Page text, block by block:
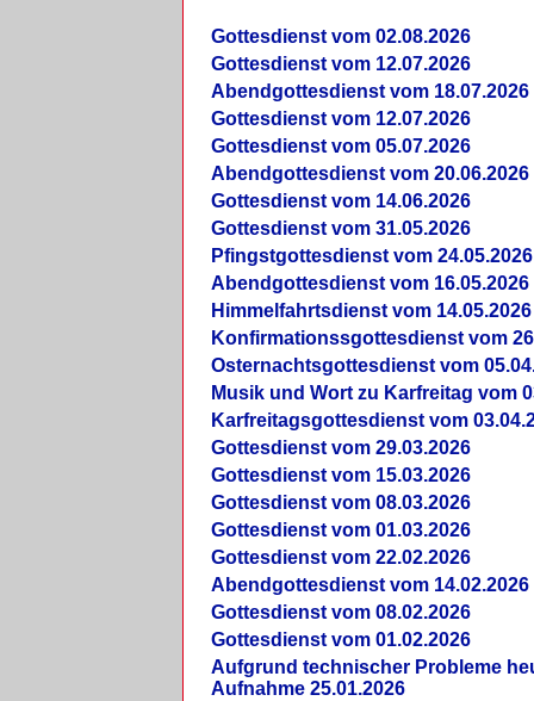
Gottesdienst vom 02.08.2026
Gottesdienst vom 12.07.2026
Abendgottesdienst vom 18.07.2026
Gottesdienst vom 12.07.2026
Gottesdienst vom 05.07.2026
Abendgottesdienst vom 20.06.2026
Gottesdienst vom 14.06.2026
Gottesdienst vom 31.05.2026
Pfingstgottesdienst vom 24.05.2026
Abendgottesdienst vom 16.05.2026
Himmelfahrtsdienst vom 14.05.2026
Konfirmationssgottesdienst vom
Osternachtsgottesdienst vom
Musik und Wort zu Karfreitag vom
Karfreitagsgottesdienst vom
Gottesdienst vom 29.03.2026
Gottesdienst vom 15.03.2026
Gottesdienst vom 08.03.2026
Gottesdienst vom 01.03.2026
Gottesdienst vom 22.02.2026
Abendgottesdienst vom 14.02.2026
Gottesdienst vom 08.02.2026
Gottesdienst vom 01.02.2026
Aufgrund technischer Probleme
Aufnahme 25.01.2026